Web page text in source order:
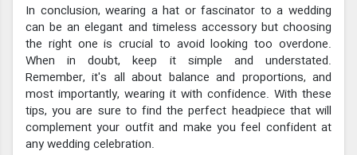
In conclusion, wearing a hat or fascinator to a wedding
can be an elegant and timeless accessory but choosing
the right one is crucial to avoid looking too overdone.
When in doubt, keep it simple and understated.
Remember, it's all about balance and proportions, and
most importantly, wearing it with confidence. With these
tips, you are sure to find the perfect headpiece that will
complement your outfit and make you feel confident at
any wedding celebration.